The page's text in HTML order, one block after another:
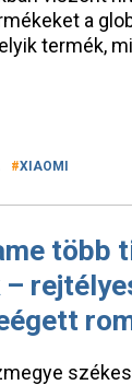
a
termék,
XIAOMI
több